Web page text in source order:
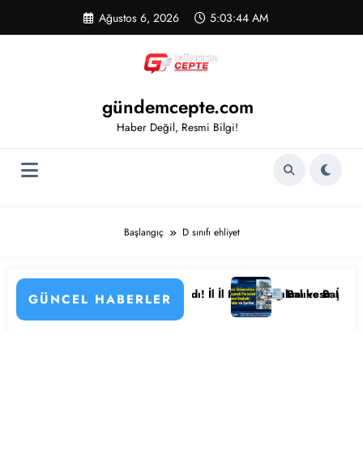
Ağustos 6, 2026 5:03:44 AM
gündemcepte.com
Haber Değil, Resmi Bilgi!
Başlangıç D sınıfı ehliyet
GÜNCEL HABERLER
Personeli Alımı Başladı! İl İl Kadro Dağılımı ve Başvuru
Balıkesir Üniversitesi